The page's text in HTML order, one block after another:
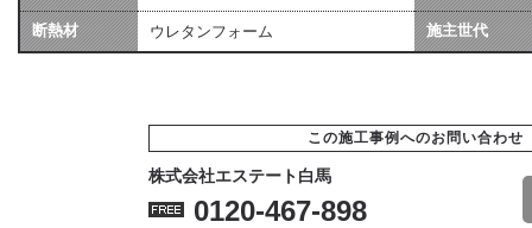
断熱材 ウレタンフォーム 施主世代
この施工事例へのお問い合わせ
株式会社エステート白馬
0120-467-898